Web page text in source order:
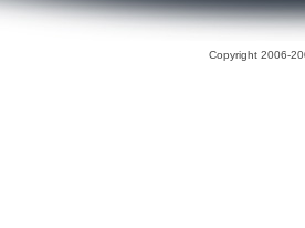
Copyright 2006-